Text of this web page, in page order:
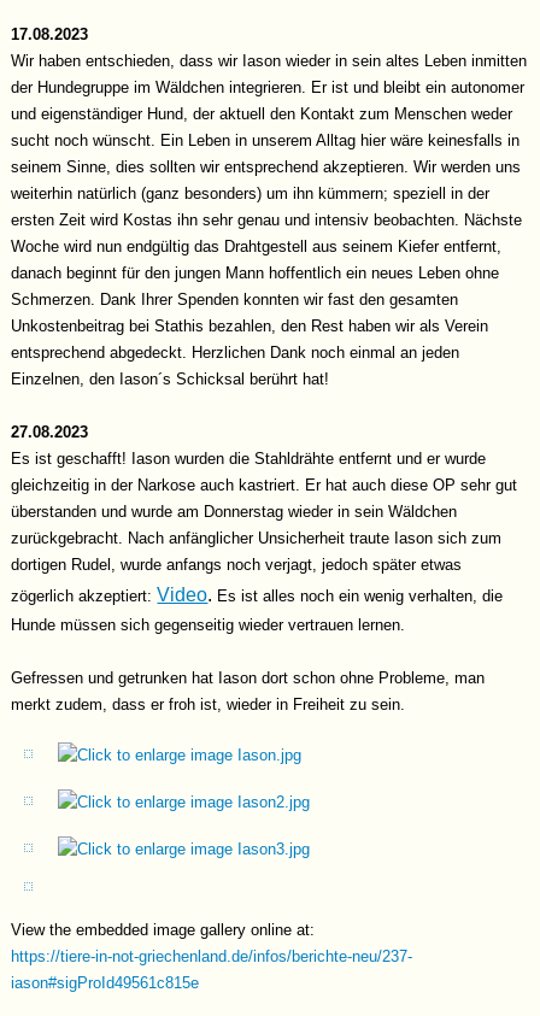
17.08.2023
Wir haben entschieden, dass wir Iason wieder in sein altes Leben inmitten
der Hundegruppe im Wäldchen integrieren. Er ist und bleibt ein autonomer
und eigenständiger Hund, der aktuell den Kontakt zum Menschen weder
sucht noch wünscht. Ein Leben in unserem Alltag hier wäre keinesfalls in
seinem Sinne, dies sollten wir entsprechend akzeptieren. Wir werden uns
weiterhin natürlich (ganz besonders) um ihn kümmern; speziell in der
ersten Zeit wird Kostas ihn sehr genau und intensiv beobachten. Nächste
Woche wird nun endgültig das Drahtgestell aus seinem Kiefer entfernt,
danach beginnt für den jungen Mann hoffentlich ein neues Leben ohne
Schmerzen. Dank Ihrer Spenden konnten wir fast den gesamten
Unkostenbeitrag bei Stathis bezahlen, den Rest haben wir als Verein
entsprechend abgedeckt. Herzlichen Dank noch einmal an jeden
Einzelnen, den Iason´s Schicksal berührt hat!
27.08.2023
Es ist geschafft! Iason wurden die Stahldrähte entfernt und er wurde
gleichzeitig in der Narkose auch kastriert. Er hat auch diese OP sehr gut
überstanden und wurde am Donnerstag wieder in sein Wäldchen
zurückgebracht. Nach anfänglicher Unsicherheit traute Iason sich zum
dortigen Rudel, wurde anfangs noch verjagt, jedoch später etwas
zögerlich akzeptiert: Video. Es ist alles noch ein wenig verhalten, die
Hunde müssen sich gegenseitig wieder vertrauen lernen.
Gefressen und getrunken hat Iason dort schon ohne Probleme, man
merkt zudem, dass er froh ist, wieder in Freiheit zu sein.
View the embedded image gallery online at:
https://tiere-in-not-griechenland.de/infos/berichte-neu/237-
iason#sigProId49561c815e